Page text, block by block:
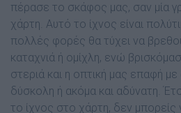
πέρασε το σκάφος μας, σαν μία
χάρτη. Αυτό το ίχνος είναι
πολλές φορές θα τύχει να
καταχνιά ή ομίχλη, ενώ
στεριά και η οπτική μας επαφή με
δύσκολη ή ακόμα και αδύνατη.
το ίχνος στο χάρτη, δεν